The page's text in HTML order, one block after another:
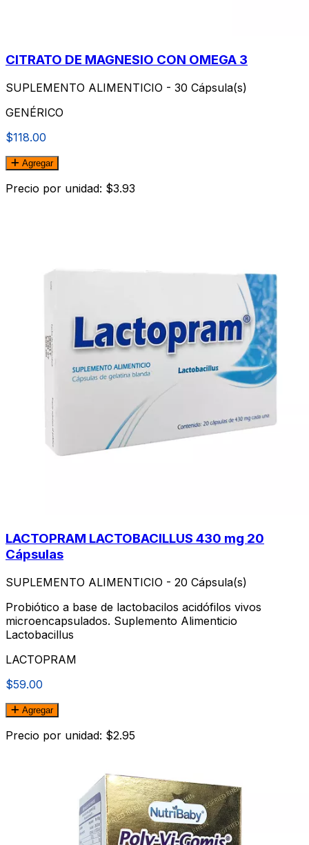
CITRATO DE MAGNESIO CON OMEGA 3
SUPLEMENTO ALIMENTICIO - 30 Cápsula(s)
GENÉRICO
$118.00
Agregar
Precio por unidad: $3.93
LACTOPRAM LACTOBACILLUS 430 mg 20
Cápsulas
SUPLEMENTO ALIMENTICIO - 20 Cápsula(s)
Probiótico a base de lactobacilos acidófilos vivos
microencapsulados. Suplemento Alimenticio
Lactobacillus
LACTOPRAM
$59.00
Agregar
Precio por unidad: $2.95